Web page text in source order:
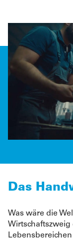
Das
Was wäre die
Wirtschaftszweig